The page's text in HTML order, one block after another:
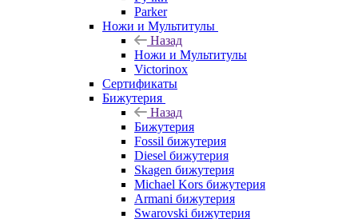
Parker
Ножи и Мультитулы
Назад
Ножи и Мультитулы
Victorinox
Сертификаты
Бижутерия
Назад
Бижутерия
Fossil бижутерия
Diesel бижутерия
Skagen бижутерия
Michael Kors бижутерия
Armani бижутерия
Swarovski бижутерия